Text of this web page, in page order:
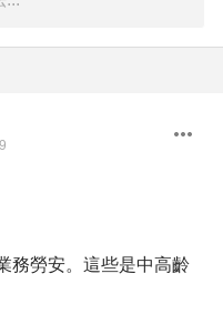
務勞安。這些是中高齡